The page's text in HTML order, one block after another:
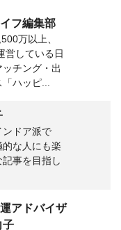
フ編集部
万以上、
営している日
チング・出
ハッピ...
ンドア派で
な人にも楽
記事を目指し
アドバイザ
子